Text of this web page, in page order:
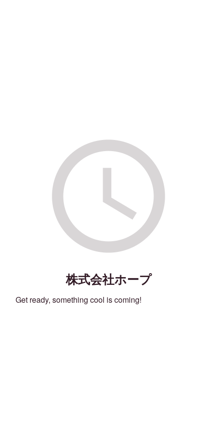
株式会社ホープ
Get ready, something cool is coming!